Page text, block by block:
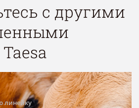
с другими
линейку